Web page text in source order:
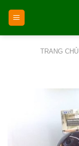
TRANG CHỦ